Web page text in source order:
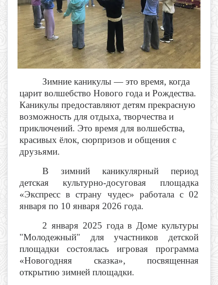
Зимние каникулы — это время, когда
царит волшебство Нового года и Рождества.
Каникулы предоставляют детям прекрасную
возможность для отдыха, творчества и
приключений. Это время для волшебства,
красивых ёлок, сюрпризов и общения с
друзьями.
В зимний каникулярный период
детская культурно-досуговая площадка
«Экспресс в страну чудес» работала с 02
января по 10 января 2026 года.
2 января 2025 года в Доме культуры
"Молодежный" для участников детской
площадки состоялась игровая программа
«Новогодняя сказка», посвященная
открытию зимней площадки.